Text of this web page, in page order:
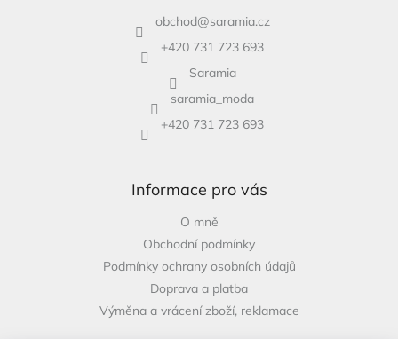
obchod@saramia.cz
+420 731 723 693
Saramia
saramia_moda
+420 731 723 693
Informace pro vás
O mně
Obchodní podmínky
Podmínky ochrany osobních údajů
Doprava a platba
Výměna a vrácení zboží, reklamace